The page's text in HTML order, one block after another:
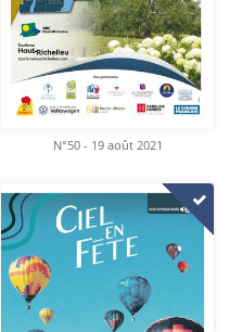
N°50 - 19 août 2021